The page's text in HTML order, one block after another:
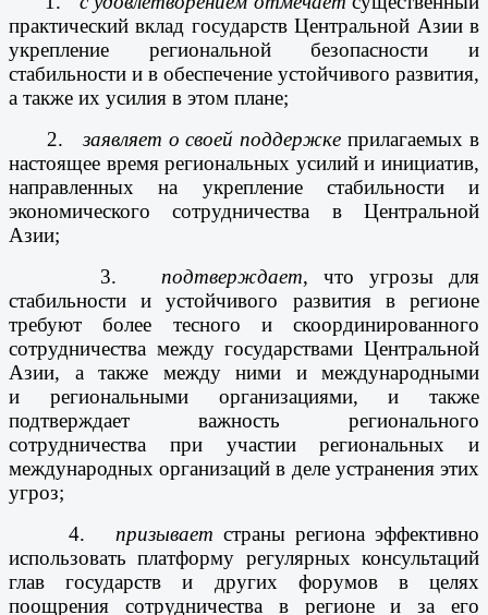
практический вклад государств Центральной Азии в
укрепление региональной безопасности и
стабильности и в обеспечение устойчивого развития,
а также их усилия в этом плане;
2.заявляет о своей поддержке прилагаемых в
настоящее время региональных усилий и инициатив,
направленных на укрепление стабильности и
экономического сотрудничества в Центральной
Азии;
3. подтверждает, что угрозы для
стабильности и устойчивого развития в регионе
требуют более тесного и скоординированного
сотрудничества между государствами Центральной
Азии, а также между ними и международными
и региональными организациями, и также
подтверждает важность регионального
сотрудничества при участии региональных и
международных организаций в деле устранения этих
угроз;
4. призывает страны региона эффективно
использовать платформу регулярных консультаций
глав государств и других форумов в целях
поощрения сотрудничества в регионе и за его